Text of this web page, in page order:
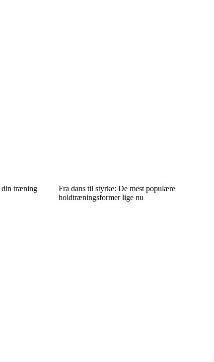
din træning
Fra dans til styrke: De mest populære
holdtræningsformer lige nu